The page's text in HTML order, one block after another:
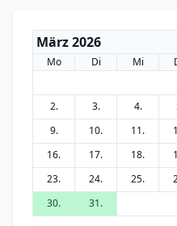
März 2026
Mo Di Mi
2.
3. 4.
9.
10. 11.
16.
17. 18.
23.
24. 25.
30.
31.